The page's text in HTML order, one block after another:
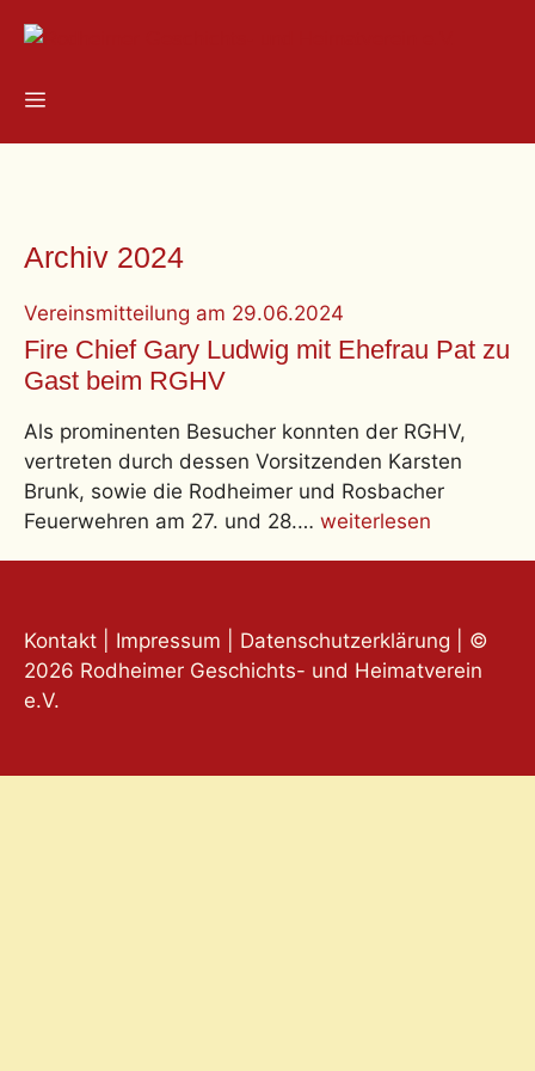
Inhalt
Menü
Archiv 2024
Vereinsmitteilung am 29.06.2024
Fire Chief Gary Ludwig mit Ehefrau Pat zu
Gast beim RGHV
Als prominenten Besucher konnten der RGHV,
vertreten durch dessen Vorsitzenden Karsten
Brunk, sowie die Rodheimer und Rosbacher
Feuerwehren am 27. und 28.… weiterlesen
Kontakt Impressum Datenschutzerklärung | ©
2026 Rodheimer Geschichts- und Heimatverein
e.V.